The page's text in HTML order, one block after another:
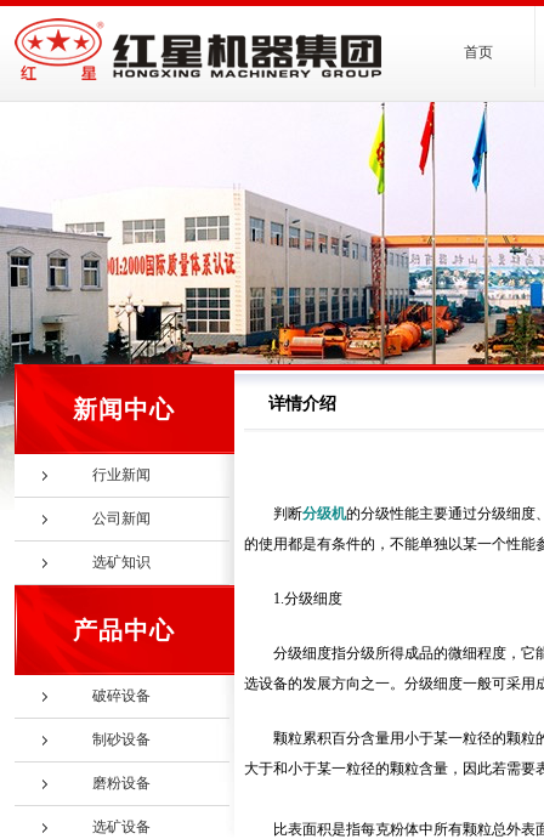
首页
新闻中心
行业新闻
公司新闻
选矿知识
产品中心
破碎设备
制砂设备
磨粉设备
选矿设备
详情介绍
判断分级机的分级性能主要通过分级细度
的使用都是有条件的，不能单独以某一个性
1.分级细度
分级细度指分级所得成品的微细程度，
选设备的发展方向之一。分级细度一般可采
颗粒累积百分含量用小于某一粒径的颗粒
大于和小于某一粒径的颗粒含量，因此若需
比表面积是指每克粉体中所有颗粒总外表